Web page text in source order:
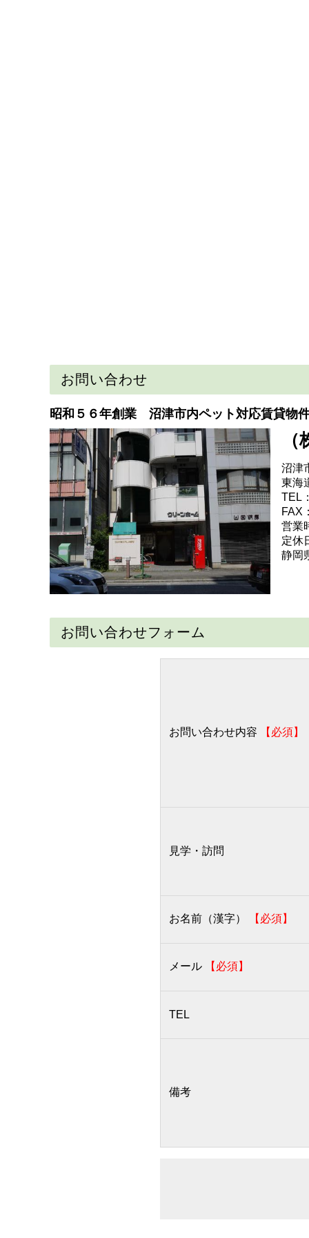
お問い合わせ
昭和５６年創業 沼津市内ペット対応賃貸物
沼津
東海
TEL
FAX
営業
定休
静岡
お問い合わせフォーム
お問い合わせ内容 【必須】
見学・訪問
お名前（漢字） 【必須】
メール 【必須】
TEL
備考